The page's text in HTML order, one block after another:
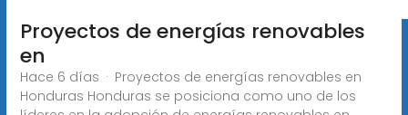
Proyectos de energías renovables
en
Hace 6 días · Proyectos de energías renovables en
Honduras Honduras se posiciona como uno de los